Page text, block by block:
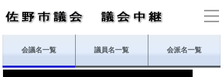
会議名一覧 議員名一覧 会派名一覧